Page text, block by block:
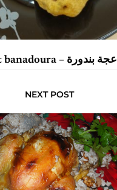
Ejet banadoura – عجة بندورة
NEXT POST